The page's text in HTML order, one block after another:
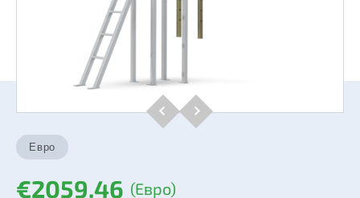
€2059.46 (Евро)